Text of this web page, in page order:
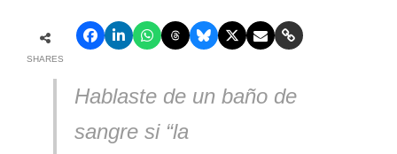
SHARES
Hablaste de un baño de
sangre si “la